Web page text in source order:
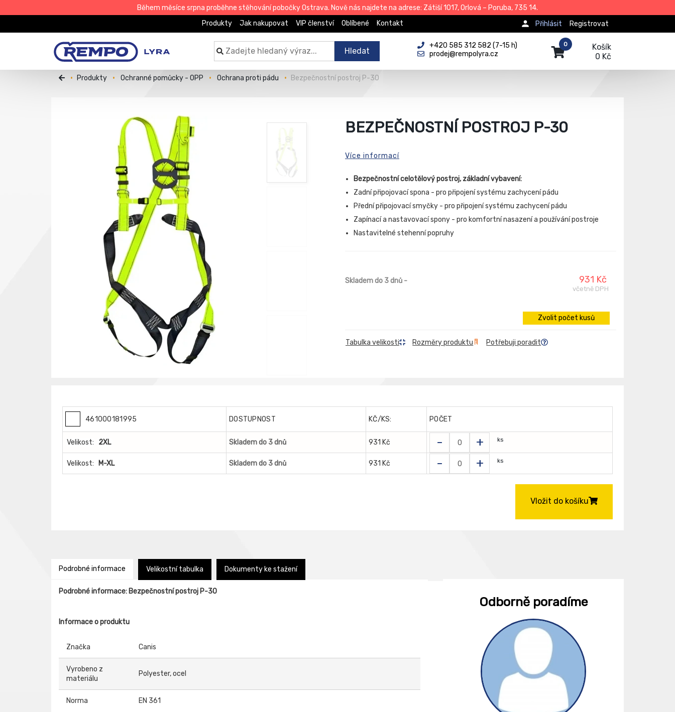
Během měsíce srpna proběhne stěhování pobočky Ostrava. Nově nás najdete na adrese: Zátiší 1017, Orlová – Poruba, 735 14.
Produkty
Jak nakupovat VIP členství Oblíbené Kontakt Registrovat
Přihlásit
Hledat
+420 585 312 582 (7-15 h)
prodej@rempolyra.cz
Košík
0 Kč
0
Produkty Ochranné pomůcky - OPP Ochrana proti pádu Bezpečnostní postroj P-30
BEZPEČNOSTNÍ POSTROJ P-30
Více informací
Bezpečnostní celotělový postroj, základní vybavení:
Zadní připojovací spona - pro připojení systému zachycení pádu
Přední připojovací smyčky - pro připojení systému zachycení pádu
Zapínací a nastavovací spony - pro komfortní nasazení a používání postroje
Nastavitelné stehenní popruhy
Skladem do 3 dnů - 931 Kč
včetně DPH
Zvolit počet kusů
Tabulka velikosti Rozměry produktu Potřebuji poradit
461000181995 DOSTUPNOST KČ/KS: POČET
Velikost: 2XL Skladem do 3 dnů 931 Kč - + ks
Velikost: M-XL Skladem do 3 dnů 931 Kč - + ks
Vložit do košíku
Podrobné informace Velikostní tabulka Dokumenty ke stažení
Podrobné informace: Bezpečnostní postroj P-30
Informace o produktu
Značka Canis
Vyrobeno z
materiálu
Polyester, ocel
Norma EN 361
Odborně poradíme